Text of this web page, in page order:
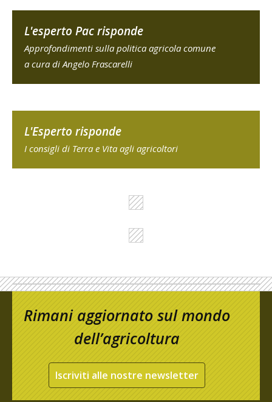
L'esperto Pac risponde
Approfondimenti sulla politica agricola comune
a cura di Angelo Frascarelli
L'Esperto risponde
I consigli di Terra e Vita agli agricoltori
Rimani aggiornato sul mondo
dell’agricoltura
Iscriviti alle nostre newsletter